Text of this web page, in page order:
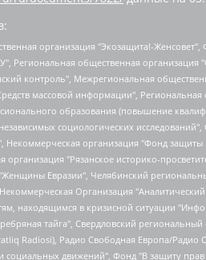
Челябинский региональный орган общественной самодеятельности "Уральская правозащитная группа", Фонд содействия защите здоровья и социальной справедливости имени Андрея Рылькова, Автономная Некоммерческая Организация "Аналитический Центр Юрия Левады", Автономная некоммерческая организация социальной поддержки населения "Проект Апрель", Региональная общественная организация помощи женщинам и детям, находящимся в кризисной ситуации "Информационно-методический центр "Анна", Фонд содействия развитию массовых коммуникаций и правовому просвещению "Так-так-Так", Фонд содействия устойчивому развитию "Серебряная тайга", Свердловский региональный общественный фонд социальных проектов "Новое время", "Idel.Реалии", Кавказ.Реалии, Крым.Реалии, Телеканал Настоящее Время, Татаро-башкирская служба Радио Свобода (Azatliq Radiosi), Радио Свободная Европа/Радио Свобода (PCE/PC), "Сибирь.Реалии", "Фактограф", Благотворительный фонд помощи осужденным и их семьям, Автономная некоммерческая организация "Институт глобализации и социальных движений", Фонд "В защиту прав заключенных", Частное учреждение "Центр поддержки и содействия развитию средств массовой информации", Пензенский региональный общественный благотворительный фонд "Гражданский союз", "Север.Реалии", Некоммерческая организация Фонд "Правовая инициатива", Общество с ограниченной ответственностью "Радио Свободная Европа/Радио Свобода", Чешское информационное агентство "MEDIUM-ORIENT", Красноярская региональная общественная организация "Мы против СПИДа", Камалягин Денис Николаевич, Маркелов Сергей Евгеньевич, Пономарев Лев Александрович, Савицкая Людмила Алексеевна, Автономная некоммерческая организация "Центр по работе с проблемой насилия "НАСИЛИЮ.НЕТ", Межрегиональный профессиональный союз работников здравоохранения "Альянс врачей", Юридическое лицо, зарегистрированное в Латвийской Республике, SIA "Medusa